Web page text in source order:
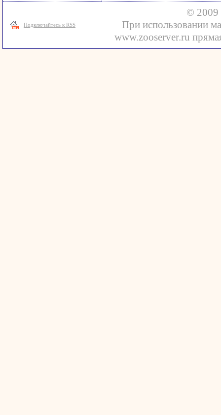
Подключайтесь к RSS
© 2009
При использовании
www.zooserver.ru